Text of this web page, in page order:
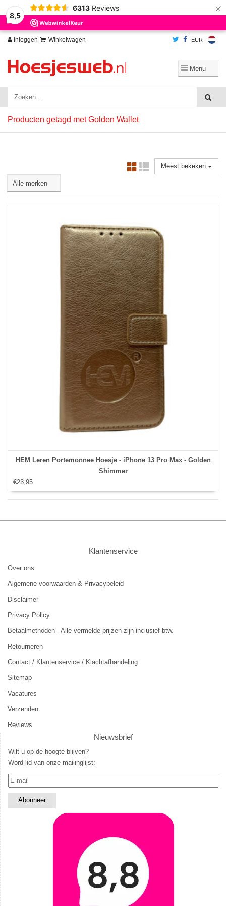
8,5
6313 Reviews ×
Inloggen Winkelwagen EUR
Producten getagd met Golden Wallet
Meest bekeken
HEM Leren Portemonnee Hoesje - iPhone 13 Pro Max - Golden
Shimmer
€23,95
Klantenservice
Over ons
Algemene voorwaarden & Privacybeleid
Disclaimer
Privacy Policy
Betaalmethoden - Alle vermelde prijzen zijn inclusief btw.
Retourneren
Contact / Klantenservice / Klachtafhandeling
Sitemap
Vacatures
Verzenden
Reviews
Nieuwsbrief
Wilt u op de hoogte blijven?
Word lid van onze mailinglijst:
Wij slaan cookies op om onze website te verbeteren. Is dat akkoord?
Ja
Nee